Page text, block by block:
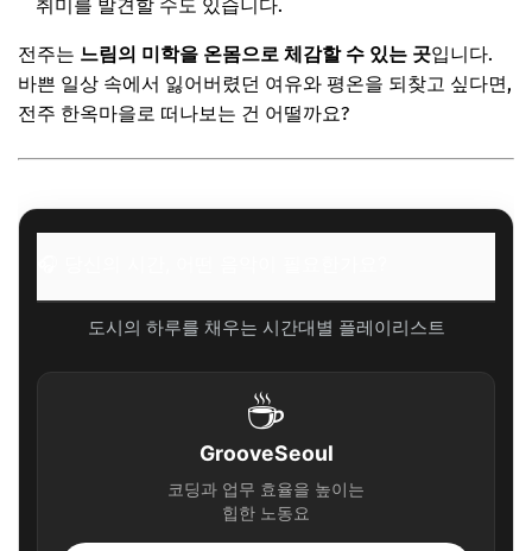
취미를 발견할 수도 있습니다.
전주는 느림의 미학을 온몸으로 체감할 수 있는 곳입니다.
바쁜 일상 속에서 잃어버렸던 여유와 평온을 되찾고 싶다면,
전주 한옥마을로 떠나보는 건 어떨까요?
도시의 하루를 채우는 시간대별 플레이리스트
☕
GrooveSeoul
코딩과 업무 효율을 높이는
힙한 노동요